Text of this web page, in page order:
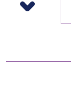
Next